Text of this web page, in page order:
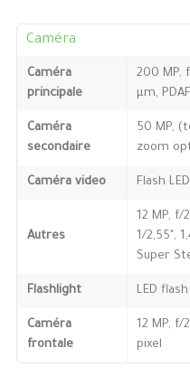
Caméra
Caméra
principale
200 MP,
µm,
Caméra
secondaire
50 MP,
zoom
Caméra video Flash
Autres
12 MP, f/
1/2,55",
Super
Flashlight LED flash
Caméra
frontale
12 MP,
pixel